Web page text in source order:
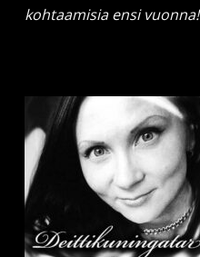
kohtaamisia ensi vuonna!